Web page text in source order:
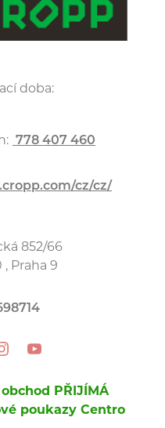
doba:
778 407 460
cz/cz/
852/66
, Praha 9
PŘIJÍMÁ
poukazy Centro